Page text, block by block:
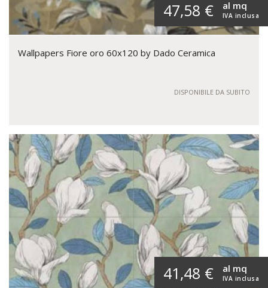
47,58 € IVA inclusa
al mq
Wallpapers Fiore oro 60x120 by Dado Ceramica
DISPONIBILE DA SUBITO
41,48 € IVA inclusa
al mq